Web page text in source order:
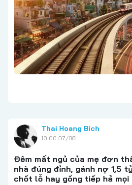
Thai Hoang Bich
10:00 07/08
Đêm mất ngủ của mẹ đơn
nhà đúng đỉnh, gánh nợ 1,5
chốt lỗ hay gồng tiếp hả